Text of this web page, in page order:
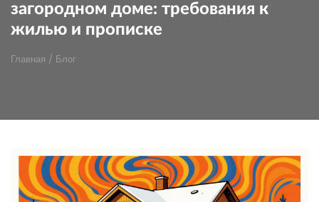
загородном доме: требования к
жилью и прописке
Главная / Блог